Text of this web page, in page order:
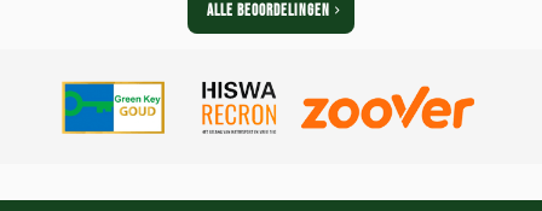
ALLE BEOORDELINGEN